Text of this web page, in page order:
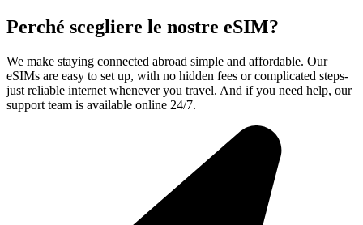
Perché scegliere le nostre eSIM?
We make staying connected abroad simple and affordable. Our
eSIMs are easy to set up, with no hidden fees or complicated steps-
just reliable internet whenever you travel. And if you need help, our
support team is available online 24/7.